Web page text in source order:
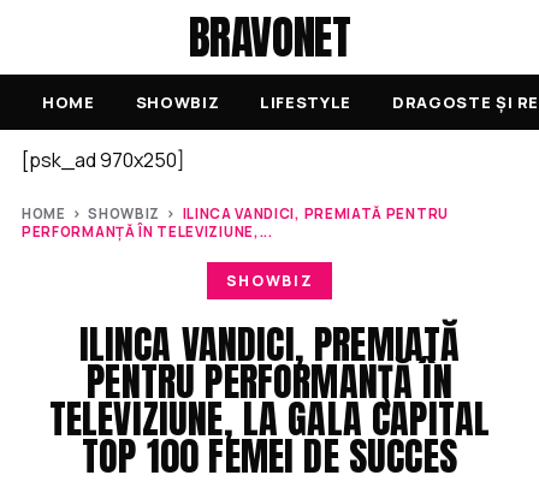
BRAVONET
HOME SHOWBIZ LIFESTYLE DRAGOSTE ȘI
[psk_ad 970x250]
HOME ›SHOWBIZ › ILINCA VANDICI, PREMIATĂ PENTRU
PERFORMANŢĂ ÎN TELEVIZIUNE,...
SHOWBIZ
ILINCA VANDICI, PREMIATĂ
PENTRU PERFORMANŢĂ ÎN
TELEVIZIUNE, LA GALA CAPITAL
TOP 100 FEMEI DE SUCCES